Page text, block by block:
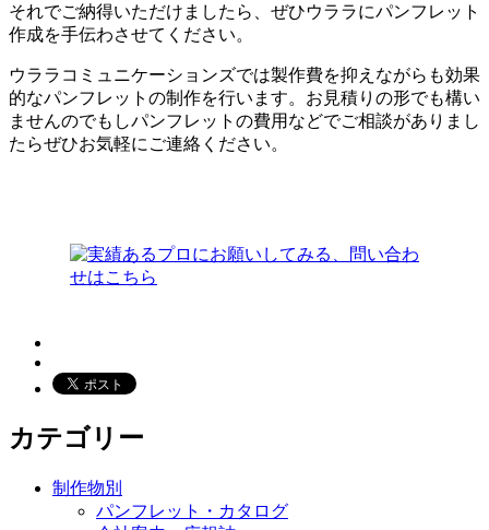
それでご納得いただけましたら、ぜひウララにパンフレット
作成を手伝わさせてください。
ウララコミュニケーションズでは製作費を抑えながらも効果
的なパンフレットの制作を行います。お見積りの形でも構い
ませんのでもしパンフレットの費用などでご相談がありまし
たらぜひお気軽にご連絡ください。
カテゴリー
制作物別
パンフレット・カタログ